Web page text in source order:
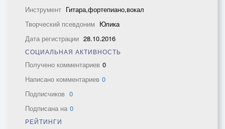
Инструмент Гитара,фортепиано,вокал
Творческий псевдоним Юлика
Дата регистрации 28.10.2016
СОЦИАЛЬНАЯ АКТИВНОСТЬ
Получено комментариев 0
Написано комментариев 0
Подписчиков 0
Подписана на 0
РЕЙТИНГИ